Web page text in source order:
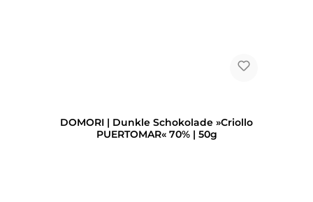
DOMORI | Dunkle Schokolade »Criollo
PUERTOMAR« 70% | 50g